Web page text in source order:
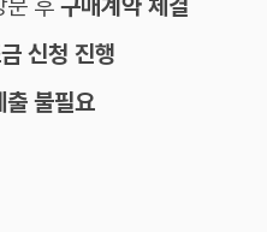
신청 진행
출 불필요